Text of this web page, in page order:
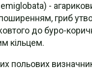
-
гриб
до буро-
кільцем.